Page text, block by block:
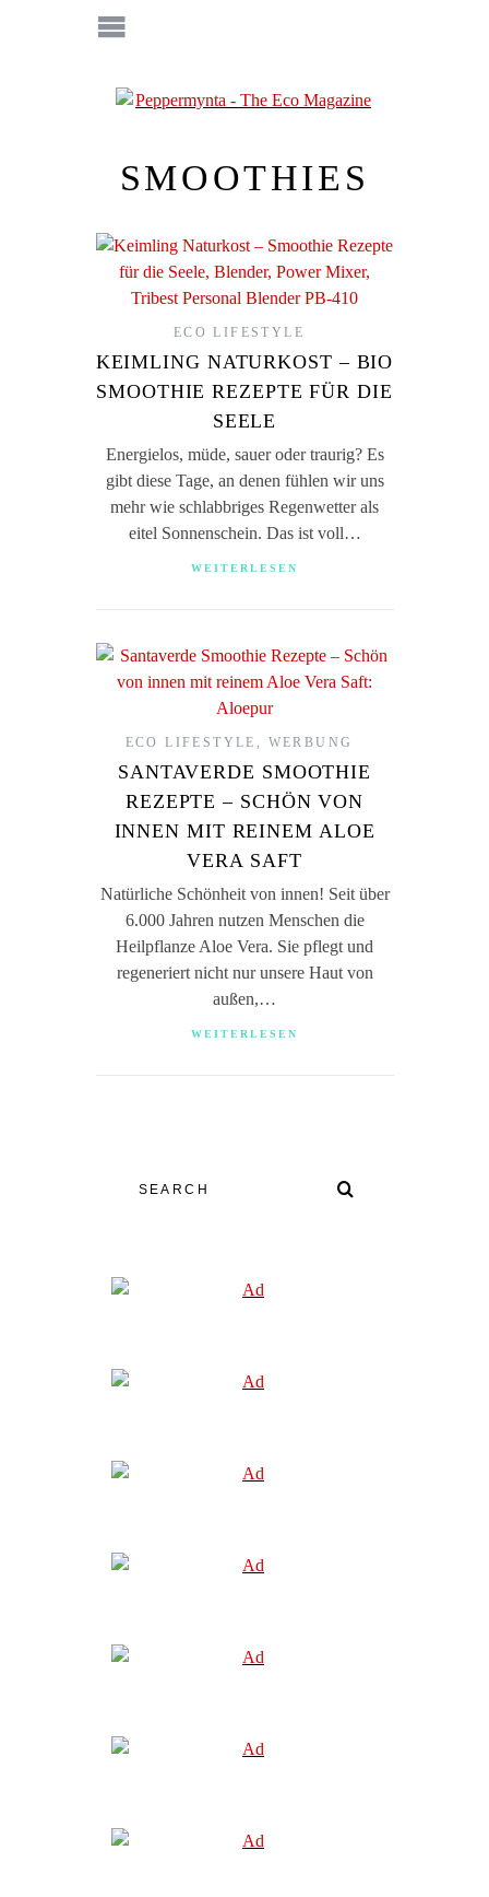
SMOOTHIES
ECO LIFESTYLE
KEIMLING NATURKOST – BIO
SMOOTHIE REZEPTE FÜR DIE
SEELE
Energielos, müde, sauer oder traurig? Es
gibt diese Tage, an denen fühlen wir uns
mehr wie schlabbriges Regenwetter als
eitel Sonnenschein. Das ist voll…
WEITERLESEN
ECO LIFESTYLE , WERBUNG
SANTAVERDE SMOOTHIE
REZEPTE – SCHÖN VON
INNEN MIT REINEM ALOE
VERA SAFT
Natürliche Schönheit von innen! Seit über
6.000 Jahren nutzen Menschen die
Heilpflanze Aloe Vera. Sie pflegt und
regeneriert nicht nur unsere Haut von
außen,…
WEITERLESEN